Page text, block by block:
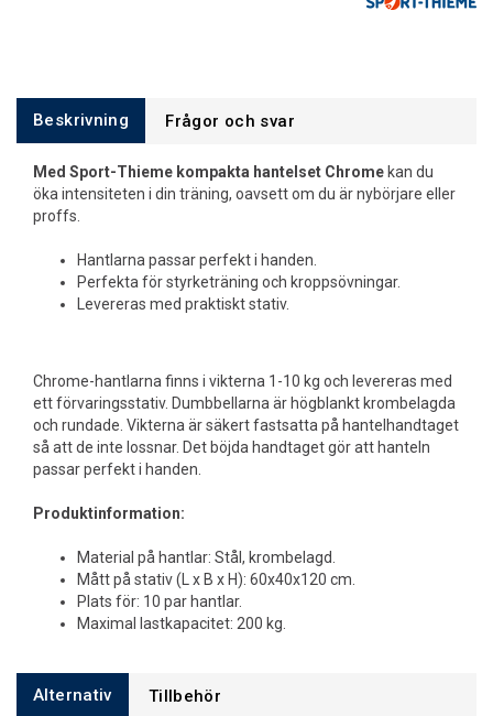
Beskrivning Frågor och svar
Med Sport-Thieme kompakta hantelset Chrome kan du
öka intensiteten i din träning, oavsett om du är nybörjare eller
proffs.
Hantlarna passar perfekt i handen.
Perfekta för styrketräning och kroppsövningar.
Levereras med praktiskt stativ.
Chrome-hantlarna finns i vikterna 1-10 kg och levereras med
ett förvaringsstativ. Dumbbellarna är högblankt krombelagda
och rundade. Vikterna är säkert fastsatta på hantelhandtaget
så att de inte lossnar. Det böjda handtaget gör att hanteln
passar perfekt i handen.
Produktinformation:
Material på hantlar: Stål, krombelagd.
Mått på stativ (L x B x H): 60x40x120 cm.
Plats för: 10 par hantlar.
Maximal lastkapacitet: 200 kg.
Alternativ Tillbehör